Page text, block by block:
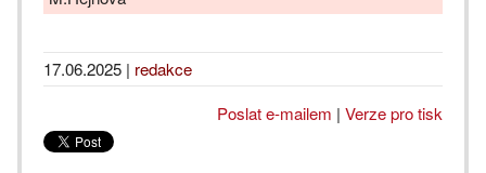
17.06.2025 | redakce
Poslat e-mailem | Verze pro tisk